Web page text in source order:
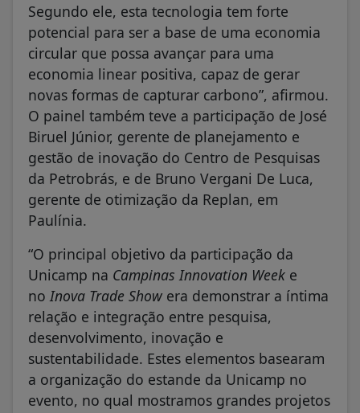
Segundo ele, esta tecnologia tem forte
potencial para ser a base de uma economia
circular que possa avançar para uma
economia linear positiva, capaz de gerar
novas formas de capturar carbono”, afirmou.
O painel também teve a participação de José
Biruel Júnior, gerente de planejamento e
gestão de inovação do Centro de Pesquisas
da Petrobrás, e de Bruno Vergani De Luca,
gerente de otimização da Replan, em
Paulínia.
“O principal objetivo da participação da
Unicamp na Campinas Innovation Week e
no Inova Trade Show era demonstrar a íntima
relação e integração entre pesquisa,
desenvolvimento, inovação e
sustentabilidade. Estes elementos basearam
a organização do estande da Unicamp no
evento, no qual mostramos grandes projetos